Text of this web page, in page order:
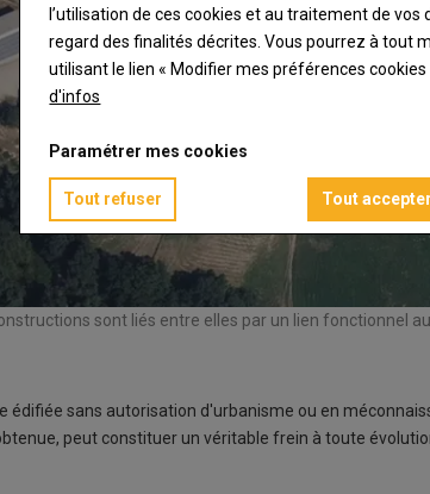
sont liés entre elles par un lien fonctionnel
édifiée sans autorisation d'urbanisme ou en
peut constituer un véritable frein à toute
l’utilisation de ces cookies et au traitement de
regard des finalités décrites. Vous pourrez à tout
utilisant le lien « Modifier mes préférences
d'infos
Paramétrer mes cookies
Tout refuser Tout accepter